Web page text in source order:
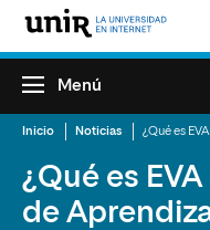
Menú
Inicio Noticias
¿Qué es
de